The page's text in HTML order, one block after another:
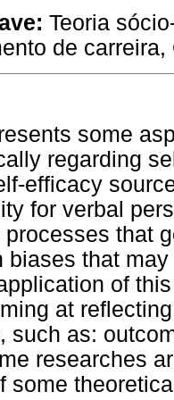
Teoria
de
some
regarding
efficacy
for verbal
that
biases that
of
at
such as:
researches
some